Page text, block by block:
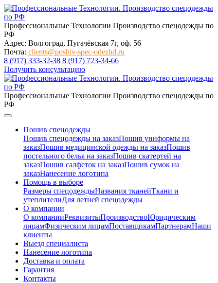
Профессиональные Технологии Производство спецодежды по
РФ
Адрес: Волгоград, Пугачёвская 7г, оф. 56
Почта: clients@poshiv-spec-odezhd.ru
8 (917) 333-32-38 8 (917) 723-34-66
Получить консультацию
Профессиональные Технологии Производство спецодежды по
РФ
Пошив спецодежды
Пошив спецодежды на заказПошив униформы на
заказПошив медицинской одежды на заказПошив
постельного белья на заказПошив скатертей на
заказПошив салфеток на заказПошив сумок на
заказНанесение логотипа
Помощь в выборе
Размеры спецодеждыНазвания тканейТкани и
утеплителиДля летней спецодежды
О компании
О компанииРеквизитыПроизводствоЮридическим
лицамФизическим лицамПоставщикамПартнерамНаши
клиенты
Выезд специалиста
Нанесение логотипа
Доставка и оплата
Гарантия
Контакты